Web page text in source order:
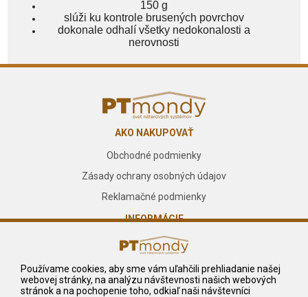
150 g
slúži ku kontrole brusených povrchov
dokonale odhalí všetky nedokonalosti a
nerovnosti
AKO NAKUPOVAŤ
Obchodné podmienky
Zásady ochrany osobných údajov
Reklamačné podmienky
INFORMÁCIE
O nás
Služby
Používame cookies, aby sme vám uľahčili prehliadanie našej
webovej stránky, na analýzu návštevnosti našich webových
stránok a na pochopenie toho, odkiaľ naši návštevníci